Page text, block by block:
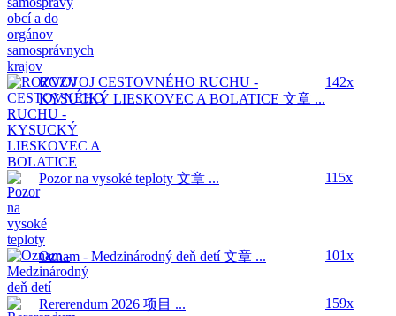
ROZVOJ CESTOVNÉHO RUCHU -
KYSUCKÝ LIESKOVEC A BOLATICE 文章 ...
142x
Pozor na vysoké teploty 文章 ... 115x
Oznam - Medzinárodný deň detí文章 ... 101x
Rererendum 2026 项目 ... 159x